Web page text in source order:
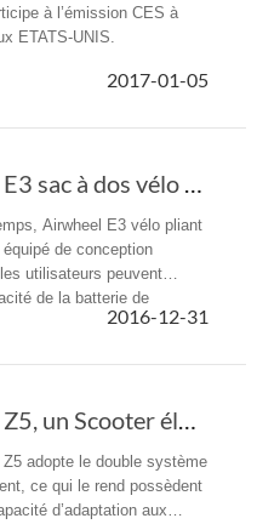
à l’émission CES à
ETATS-UNIS.
2017-01-05
Airwheel E3 sac à dos vélo électrique pour répondre aux bons amis
Airwheel E3 vélo pliant
de conception
utilisateurs peuvent
de la batterie de
les demandes de leurs
2016-12-31
Airwheel Z5, un Scooter électrique pliable soigné
adopte le double système
ce qui le rend possèdent
d’adaptation aux